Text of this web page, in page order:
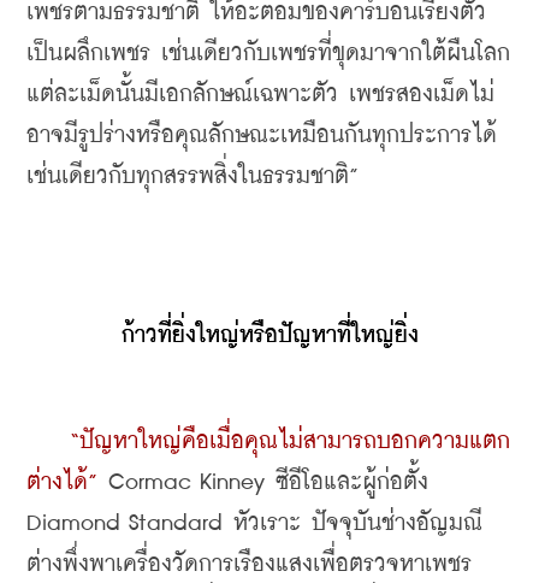
เพชรตามธรรมชาติ ให้อะตอมของคาร์บอนเรียงตัว
เป็นผลึกเพชร เช่นเดียวกับเพชรที่ขุดมาจากใต้ผืนโลก
แต่ละเม็ดนั้นมีเอกลักษณ์เฉพาะตัว เพชรสองเม็ดไม่
อาจมีรูปร่างหรือคุณลักษณะเหมือนกันทุกประการได้
เช่นเดียวกับทุกสรรพสิ่งในธรรมชาติ”
ก้าวที่ยิ่งใหญ่หรือปัญหาที่ใหญ่ยิ่ง
“ปัญหาใหญ่คือเมื่อคุณไม่สามารถบอกความแตก
ต่างได้” Cormac Kinney ซีอีโอและผู้ก่อตั้ง
Diamond Standard
หัวเราะ ปัจจุบันช่างอัญมณี
ต่างพึ่งพาเครื่องวัดการเรืองแสงเพื่อตรวจหาเพชร